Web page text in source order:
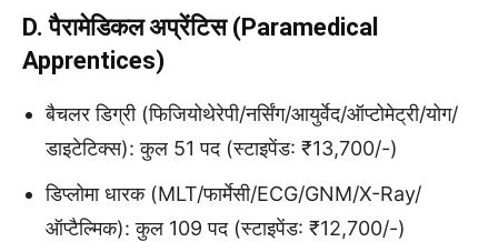
D. पैरामेडिकल अप्रेंटिस (Paramedical
Apprentices)
बैचलर डिग्री (फिजियोथेरेपी/नर्सिंग/आयुर्वेद/ऑप्टोमेट्री/योग/
डाइटेटिक्स): कुल 51 पद (स्टाइपेंड: ₹13,700/-)
डिप्लोमा धारक (MLT/फार्मेसी/ECG/GNM/X-Ray/
ऑप्टैल्मिक): कुल 109 पद (स्टाइपेंड: ₹12,700/-)